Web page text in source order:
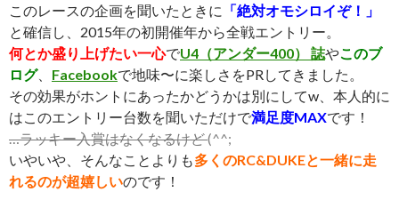
このレースの企画を聞いたときに 「絶対オモシロイぞ！」
と確信し、2015年の初開催年から全戦エントリー。
何とか盛り上げたい一心でU4（アンダー400） 誌やこのブ
ログ、 Facebookで地味〜に楽しさをPRしてきました。
その効果がホントにあったかどうかは別にしてw、本人的に
はこのエントリー台数を聞いただけで満足度MAXです！
…ラッキー入賞はなくなるけど(^^;
いやいや、そんなことよりも多くのRC&DUKEと一緒に走
れるのが超嬉しいのです！